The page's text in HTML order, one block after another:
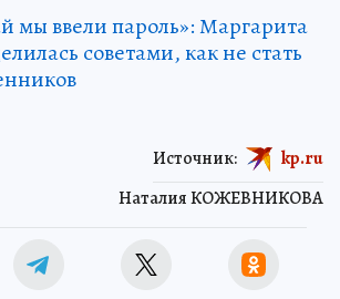
мы ввели пароль»: Маргарита
советами, как не стать
Наталия КОЖЕВНИКОВА
Источник: kp.ru